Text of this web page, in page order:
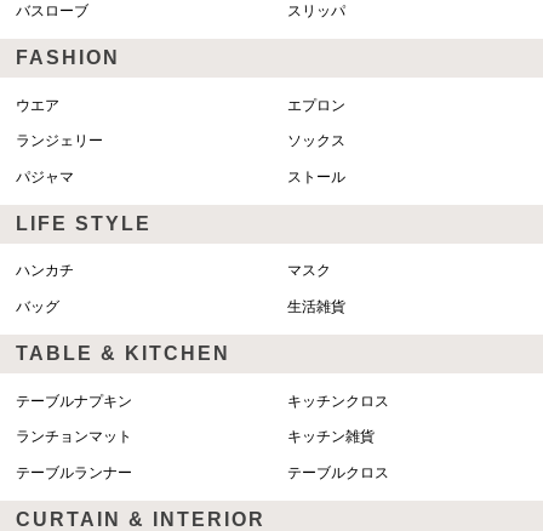
バスローブ スリッパ
FASHION
ウエア エプロン
ランジェリー ソックス
パジャマ ストール
LIFE STYLE
ハンカチ マスク
バッグ 生活雑貨
TABLE & KITCHEN
テーブルナプキン キッチンクロス
ランチョンマット キッチン雑貨
テーブルランナー テーブルクロス
CURTAIN & INTERIOR